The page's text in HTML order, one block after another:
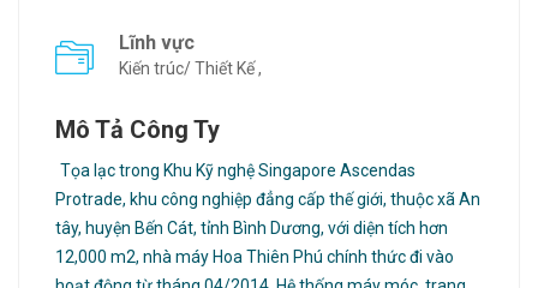
Lĩnh vực
Kiến trúc/ Thiết Kế ,
Mô Tả Công Ty
Tọa lạc trong Khu Kỹ nghệ Singapore Ascendas
Protrade, khu công nghiệp đẳng cấp thế giới, thuộc xã An
tây, huyện Bến Cát, tỉnh Bình Dương, với diện tích hơn
12,000 m2, nhà máy Hoa Thiên Phú chính thức đi vào